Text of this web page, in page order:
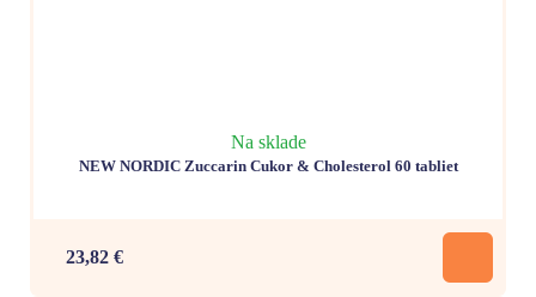
Na sklade
NEW NORDIC Zuccarin Cukor & Cholesterol 60 tabliet
23,82 €